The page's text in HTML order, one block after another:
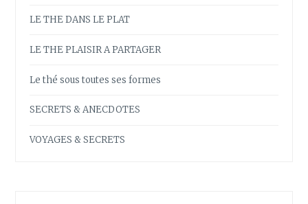
LE THE DANS LE PLAT
LE THE PLAISIR A PARTAGER
Le thé sous toutes ses formes
SECRETS & ANECDOTES
VOYAGES & SECRETS